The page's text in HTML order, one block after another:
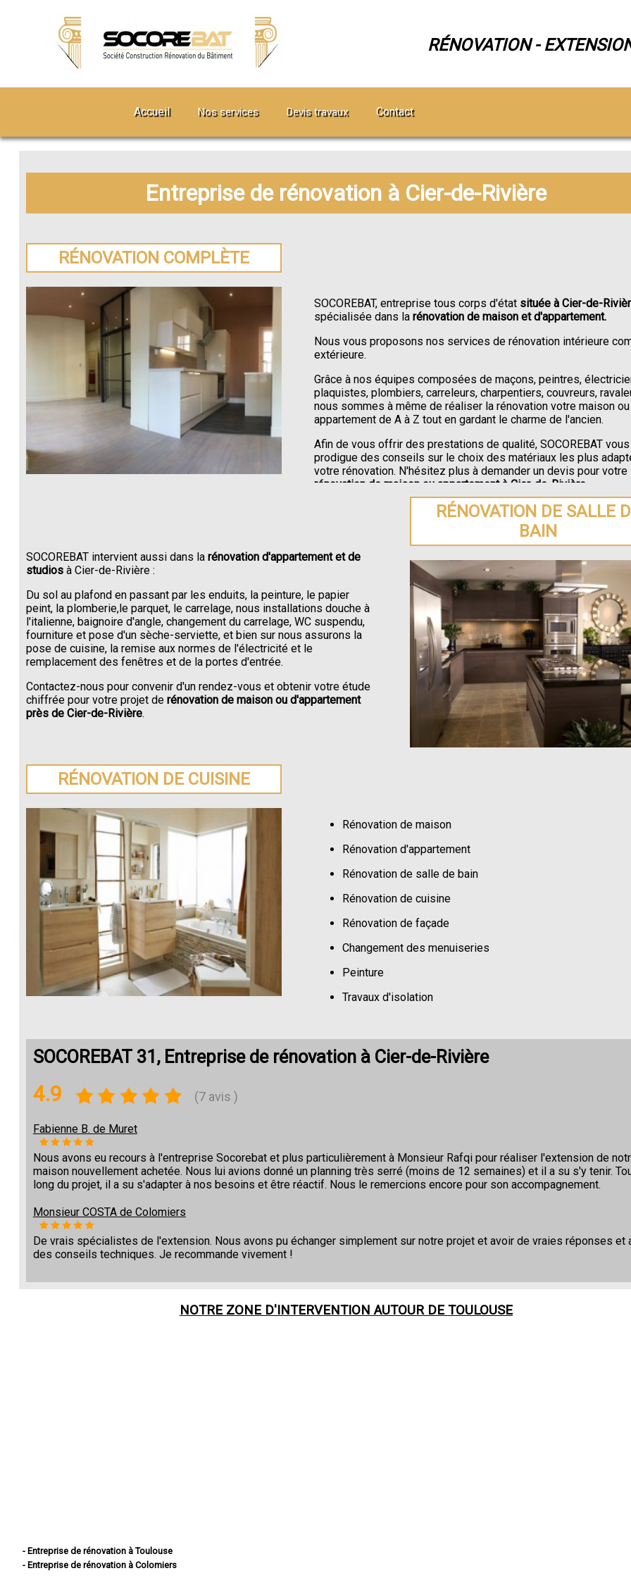
RÉNOVATION -
Accueil Nos services Devis travaux Contact
Entreprise de rénovation à Cier-de-Rivière
RÉNOVATION COMPLÈTE
SOCOREBAT, entreprise tous corps d'état située à Cier-de-
spécialisée dans la rénovation de maison et d'appartement.
Nous vous proposons nos services de rénovation intérieure
extérieure.
Grâce à nos équipes composées de maçons, peintres,
plaquistes, plombiers, carreleurs, charpentiers, couvreurs,
nous sommes à même de réaliser la rénovation votre maison
appartement de A à Z tout en gardant le charme de l'ancien.
Afin de vous offrir des prestations de qualité, SOCOREBAT vous
prodigue des conseils sur le choix des matériaux les plus
votre rénovation. N'hésitez plus à demander un devis pour votre
rénovation de maison ou appartement à Cier-de-Rivière
RÉNOVATION DE SALLE
BAIN
SOCOREBAT intervient aussi dans la rénovation d'appartement et de
studiosà Cier-de-Rivière :
Du sol au plafond en passant par les enduits, la peinture, le papier
peint, la plomberie,le parquet, le carrelage, nous installations douche à
l'italienne, baignoire d'angle, changement du carrelage, WC suspendu,
fourniture et pose d'un sèche-serviette, et bien sur nous assurons la
pose de cuisine, la remise aux normes de l'électricité et le
remplacement des fenêtres et de la portes d'entrée.
Contactez-nous pour convenir d'un rendez-vous et obtenir votre étude
chiffrée pour votre projet derénovation de maison ou d'appartement
près de Cier-de-Rivière.
RÉNOVATION DE CUISINE
Rénovation de maison
Rénovation d'appartement
Rénovation de salle de bain
Rénovation de cuisine
Rénovation de façade
Changement des menuiseries
Peinture
Travaux d'isolation
SOCOREBAT 31, Entreprise de rénovation à Cier-de-Rivière
4.9 (7 avis )
Fabienne B. de Muret
Nous avons eu recours à l'entreprise Socorebat et plus particulièrement à Monsieur Rafqi pour réaliser l'extension de
maison nouvellement achetée. Nous lui avions donné un planning très serré (moins de 12 semaines) et il a su s'y tenir.
long du projet, il a su s'adapter à nos besoins et être réactif. Nous le remercions encore pour son accompagnement.
Monsieur COSTA de Colomiers
De vrais spécialistes de l'extension. Nous avons pu échanger simplement sur notre projet et avoir de vraies réponses et
des conseils techniques. Je recommande vivement !
NOTRE ZONE D'INTERVENTION AUTOUR DETOULOUSE
- Entreprise de rénovation à Toulouse
- Entreprise de rénovation à Colomiers